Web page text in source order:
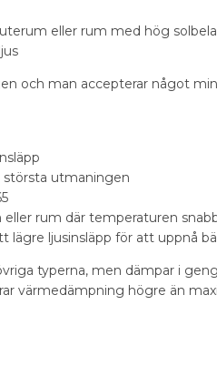
eller rum med hög
och man accepterar något
utmaningen
rum där temperaturen
lägre ljusinsläpp för att uppnå
typerna, men dämpar i
värmedämpning högre än